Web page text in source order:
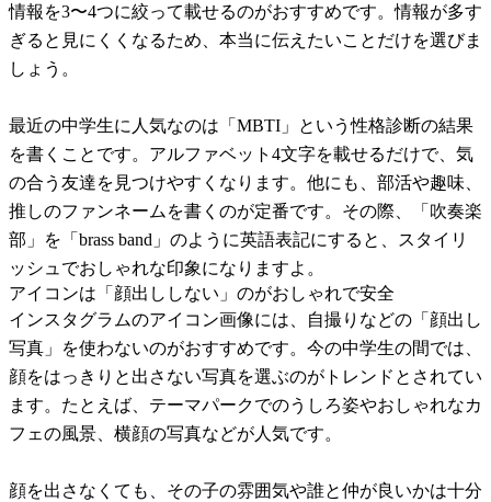
情報を3〜4つに絞って載せるのがおすすめです。情報が多す
ぎると見にくくなるため、本当に伝えたいことだけを選びま
しょう。
最近の中学生に人気なのは「MBTI」という性格診断の結果
を書くことです。アルファベット4文字を載せるだけで、気
の合う友達を見つけやすくなります。他にも、部活や趣味、
推しのファンネームを書くのが定番です。その際、「吹奏楽
部」を「brass band」のように英語表記にすると、スタイリ
ッシュでおしゃれな印象になりますよ。
アイコンは「顔出ししない」のがおしゃれで安全
インスタグラムのアイコン画像には、自撮りなどの「顔出し
写真」を使わないのがおすすめです。今の中学生の間では、
顔をはっきりと出さない写真を選ぶのがトレンドとされてい
ます。たとえば、テーマパークでのうしろ姿やおしゃれなカ
フェの風景、横顔の写真などが人気です。
顔を出さなくても、その子の雰囲気や誰と仲が良いかは十分